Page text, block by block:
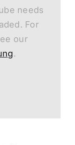
needs
For
our
.